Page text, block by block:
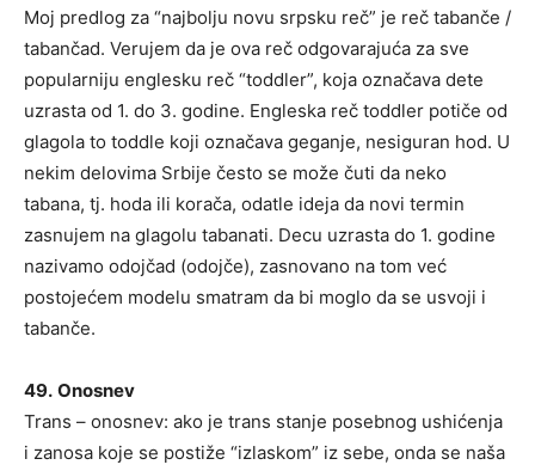
Moj predlog za “najbolju novu srpsku reč” je reč tabanče /
tabančad. Verujem da je ova reč odgovarajuća za sve
popularniju englesku reč “toddler”, koja označava dete
uzrasta od 1. do 3. godine. Engleska reč toddler potiče od
glagola to toddle koji označava geganje, nesiguran hod. U
nekim delovima Srbije često se može čuti da neko
tabana, tj. hoda ili korača, odatle ideja da novi termin
zasnujem na glagolu tabanati. Decu uzrasta do 1. godine
nazivamo odojčad (odojče), zasnovano na tom već
postojećem modelu smatram da bi moglo da se usvoji i
tabanče.
49. Onosnev
Trans – onosnev: ako je trans stanje posebnog ushićenja
i zanosa koje se postiže “izlaskom” iz sebe, onda se naša